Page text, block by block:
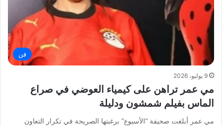
فن
9 يوليو، 2026
مي عمر تراهن على كيمياء العوضي في صراع
الماس بفيلم شمشون ودليلة
مي عمر أبلغت صحيفة “الأسبوع” برغبتها الصريحة في تكرار التعاون